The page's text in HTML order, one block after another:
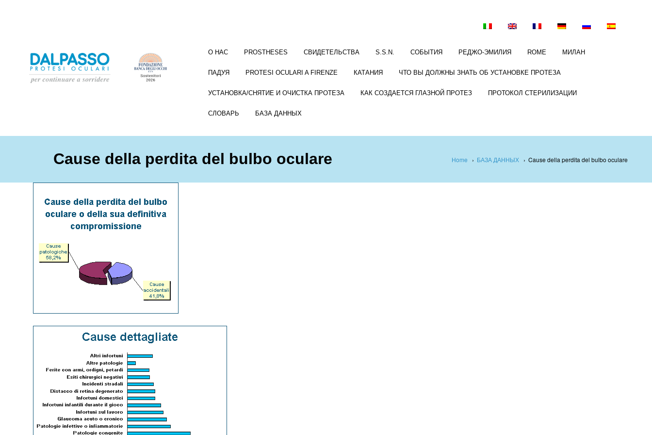
О НАС PROSTHESES СВИДЕТЕЛЬСТВА S.S.N. СОБЫТИЯ РЕДЖО-ЭМИЛИЯ ROME МИЛАН
ПАДУЯ PROTESI OCULARI A FIRENZE КАТАНИЯ ЧТО ВЫ ДОЛЖНЫ ЗНАТЬ ОБ УСТАНОВКЕ ПРОТЕЗА
УСТАНОВКА/СНЯТИЕ И ОЧИСТКА ПРОТЕЗА КАК СОЗДАЕТСЯ ГЛАЗНОЙ ПРОТЕЗ ПРОТОКОЛ СТЕРИЛИЗАЦИИ
СЛОВАРЬ БАЗА ДАННЫХ
Cause della perdita del bulbo oculare Home › БАЗА ДАННЫХ› Cause della perdita del bulbo oculare